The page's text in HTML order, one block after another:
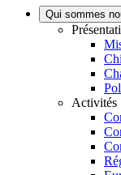
Qui sommes
Activités